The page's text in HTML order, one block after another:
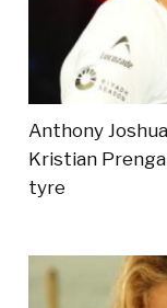
Anthony
Kristian
tyre